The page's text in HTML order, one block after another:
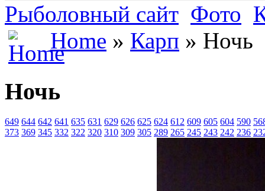
Рыболовный сайт Фото
Home » Карп » Ночь
Ночь
649 644 642 641 635 631 629 626 625 624 612 609 605 604 590
373 369 345 332 322 320 310 309 305 289 265 245 243 242 236